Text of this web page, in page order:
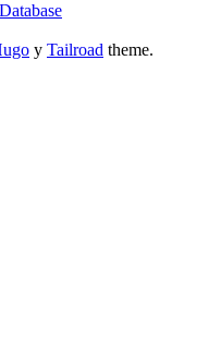
Database
y Tailroad theme.